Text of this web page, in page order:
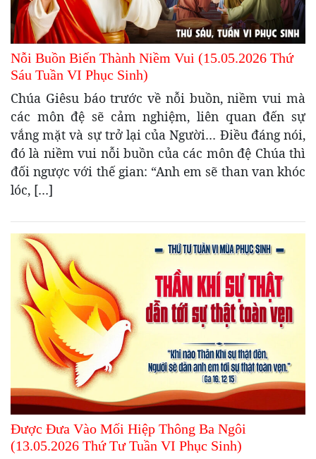
Nỗi Buồn Biến Thành Niềm Vui (15.05.2026 Thứ
Sáu Tuần VI Phục Sinh)
Chúa Giêsu báo trước về nỗi buồn, niềm vui mà
các môn đệ sẽ cảm nghiệm, liên quan đến sự
vắng mặt và sự trở lại của Người… Điều đáng nói,
đó là niềm vui nỗi buồn của các môn đệ Chúa thì
đối ngược với thế gian: “Anh em sẽ than van khóc
lóc, […]
Được Đưa Vào Mối Hiệp Thông Ba Ngôi
(13.05.2026 Thứ Tư Tuần VI Phục Sinh)